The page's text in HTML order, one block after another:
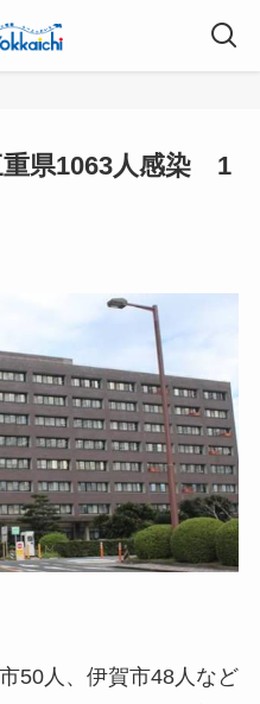
県1063人感染 1
50人、伊賀市48人など